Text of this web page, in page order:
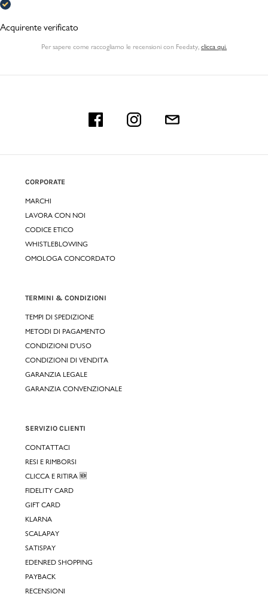
Acquirente verificato
Per sapere come raccogliamo le recensioni con Feedaty, clicca qui.
CORPORATE
MARCHI
LAVORA CON NOI
CODICE ETICO
WHISTLEBLOWING
OMOLOGA CONCORDATO
TERMINI & CONDIZIONI
TEMPI DI SPEDIZIONE
METODI DI PAGAMENTO
CONDIZIONI D'USO
CONDIZIONI DI VENDITA
GARANZIA LEGALE
GARANZIA CONVENZIONALE
SERVIZIO CLIENTI
CONTATTACI
RESI E RIMBORSI
CLICCA E RITIRA 🆕
FIDELITY CARD
GIFT CARD
KLARNA
SCALAPAY
SATISPAY
EDENRED SHOPPING
PAYBACK
RECENSIONI